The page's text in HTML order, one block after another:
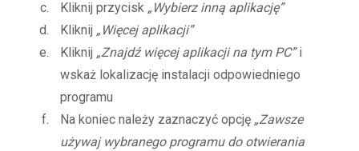
Kliknij przycisk „Wybierz inną aplikację”
Kliknij „Więcej aplikacji”
Kliknij „Znajdź więcej aplikacji na tym PC”i
wskaż lokalizację instalacji odpowiedniego
programu
Na koniec należy zaznaczyć opcję „Zawsze
używaj wybranego programu do otwierania